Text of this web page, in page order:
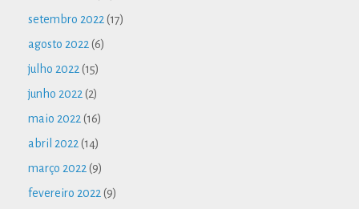
setembro 2022 (17)
agosto 2022 (6)
julho 2022 (15)
junho 2022 (2)
maio 2022 (16)
abril 2022 (14)
março 2022 (9)
fevereiro 2022 (9)